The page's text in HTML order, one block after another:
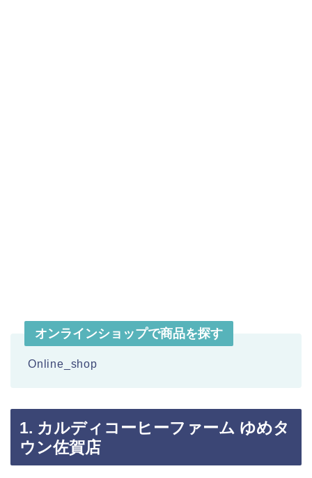
オンラインショップで商品を探す
Online_shop
1. カルディコーヒーファーム ゆめタ
ウン佐賀店